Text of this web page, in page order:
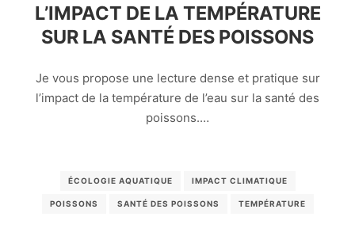
L’IMPACT DE LA TEMPÉRATURE
SUR LA SANTÉ DES POISSONS
Je vous propose une lecture dense et pratique sur
l’impact de la température de l’eau sur la santé des
poissons.…
ÉCOLOGIE AQUATIQUE IMPACT CLIMATIQUE
POISSONS SANTÉ DES POISSONS TEMPÉRATURE